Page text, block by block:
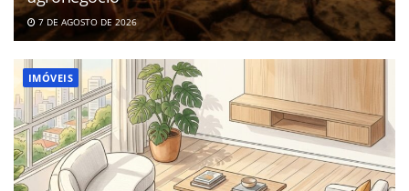
7 DE AGOSTO DE 2026
IMÓVEIS